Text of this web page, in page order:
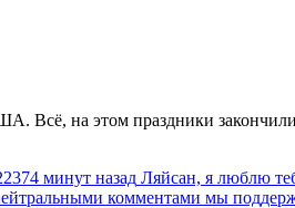
Всё, на этом праздники
минут назад Ляйсан, я люблю
комментами мы